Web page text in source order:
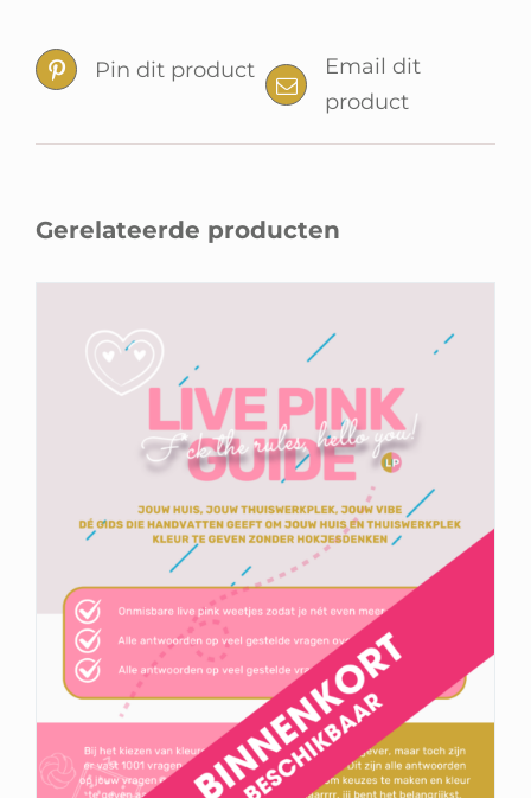
Pin dit product
Email dit
product
Gerelateerde producten